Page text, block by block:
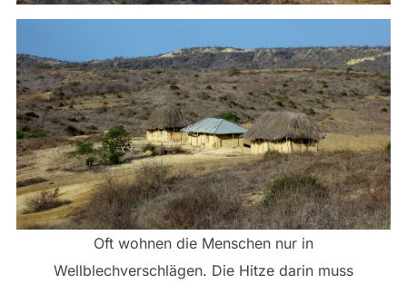
Oft wohnen die Menschen nur in
Wellblechverschlägen. Die Hitze darin muss